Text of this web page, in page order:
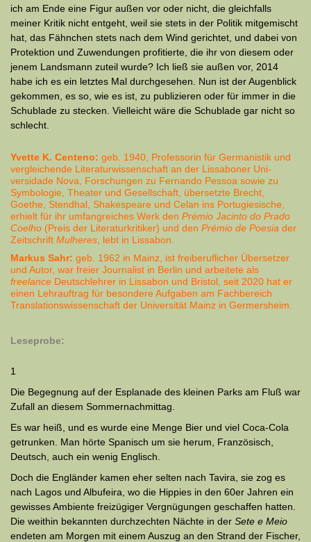
ich am Ende eine Figur außen vor oder nicht, die gleichfalls
meiner Kritik nicht entgeht, weil sie stets in der Politik mitgemischt
hat, das Fähnchen stets nach dem Wind gerichtet, und dabei von
Protektion und Zuwendungen profitierte, die ihr von diesem oder
jenem Landsmann zuteil wurde? Ich ließ sie außen vor, 2014
habe ich es ein letztes Mal durchgesehen. Nun ist der Augenblick
gekommen, es so, wie es ist, zu publizieren oder für immer in die
Schublade zu stecken. Vielleicht wäre die Schublade gar nicht so
schlecht.
Yvette K. Centeno: geb. 1940, Professorin für Germanistik und
vergleichende Lite­ra­turwissenschaft an der Lissaboner Uni­
versidade Nova, For­schun­gen zu Fernando Pessoa sowie zu
Symbologie, Theater und Gesellschaft, übersetzte Brecht,
Goethe, Stendhal, Shake­speare und Celan ins Portugie­sische,
erhielt für ihr um­fang­reiches Werk den Prémio Jacinto do Prado
Coelho (Preis der Literatur­kritiker) und den Prémio de Poesia der
Zeitschrift Mulheres , lebt in Lissabon.
Markus Sahr: geb. 1962 in Mainz, ist freiberuflicher Übersetzer
und Autor, war freier Journalist in Berlin und arbeitete als
freelance Deutschlehrer in Lissabon und Bristol, seit 2020 hat er
einen Lehrauftrag für besondere Auf­gaben am Fachbereich
Translationswissenschaft der Universität Mainz in Germersheim.
Leseprobe:
1
Die Begegnung auf der Esplanade des kleinen Parks am Fluß war
Zufall an diesem Sommernachmittag.
Es war heiß, und es wurde eine Menge Bier und viel Coca-Cola
ge­trun­ken. Man hörte Spanisch um sie herum, Französisch,
Deutsch, auch ein wenig Englisch.
Doch die Engländer kamen eher selten nach Tavira, sie zog es
nach Lagos und Albufeira, wo die Hippies in den 60er Jahren ein
gewisses Am­biente freizügiger Vergnügungen geschaffen hatten.
Die weithin be­kannten durchzechten Nächte in der Sete e Meio
endeten am Morgen mit einem Auszug an den Strand der Fischer,